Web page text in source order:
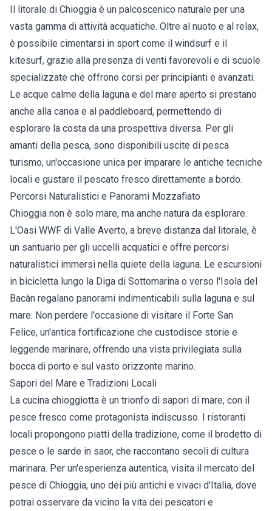
Il litorale di Chioggia è un palcoscenico naturale per una
vasta gamma di attività acquatiche. Oltre al nuoto e al relax,
è possibile cimentarsi in sport come il windsurf e il
kitesurf, grazie alla presenza di venti favorevoli e di scuole
specializzate che offrono corsi per principianti e avanzati.
Le acque calme della laguna e del mare aperto si prestano
anche alla canoa e al paddleboard, permettendo di
esplorare la costa da una prospettiva diversa. Per gli
amanti della pesca, sono disponibili uscite di pesca
turismo, un'occasione unica per imparare le antiche tecniche
locali e gustare il pescato fresco direttamente a bordo.
Percorsi Naturalistici e Panorami Mozzafiato
Chioggia non è solo mare, ma anche natura da esplorare.
L'Oasi WWF di Valle Averto, a breve distanza dal litorale, è
un santuario per gli uccelli acquatici e offre percorsi
naturalistici immersi nella quiete della laguna. Le escursioni
in bicicletta lungo la Diga di Sottomarina o verso l'Isola del
Bacàn regalano panorami indimenticabili sulla laguna e sul
mare. Non perdere l'occasione di visitare il Forte San
Felice, un'antica fortificazione che custodisce storie e
leggende marinare, offrendo una vista privilegiata sulla
bocca di porto e sul vasto orizzonte marino.
Sapori del Mare e Tradizioni Locali
La cucina chioggiotta è un trionfo di sapori di mare, con il
pesce fresco come protagonista indiscusso. I ristoranti
locali propongono piatti della tradizione, come il brodetto di
pesce o le sarde in saor, che raccontano secoli di cultura
marinara. Per un'esperienza autentica, visita il mercato del
pesce di Chioggia, uno dei più antichi e vivaci d'Italia, dove
potrai osservare da vicino la vita dei pescatori e